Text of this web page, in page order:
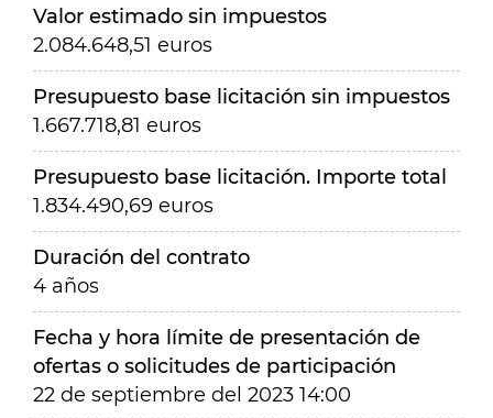
Valor estimado sin impuestos
2.084.648,51 euros
Presupuesto base licitación sin impuestos
1.667.718,81 euros
Presupuesto base licitación. Importe total
1.834.490,69 euros
Duración del contrato
4 años
Fecha y hora límite de presentación de
ofertas o solicitudes de participación
22 de septiembre del 2023 14:00